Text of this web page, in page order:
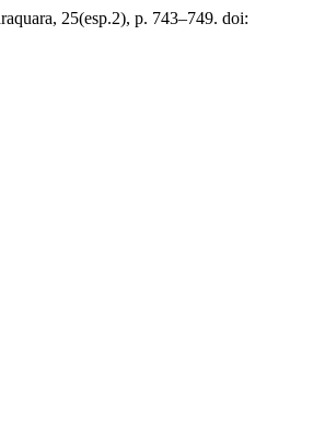
25(esp.2), p. 743–749. doi: